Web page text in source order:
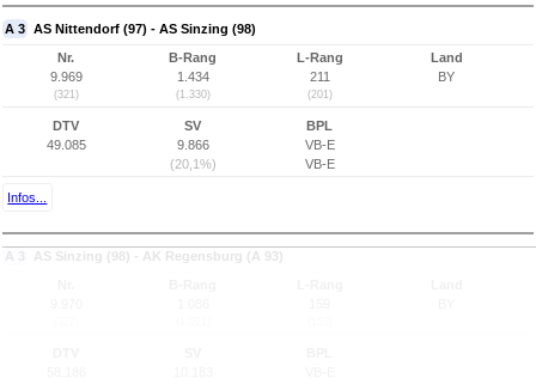
A 3 AS Nittendorf (97) - AS Sinzing (98)
Nr.
9.969
(321)
B-Rang
1.434
(1.330)
L-Rang
211
(201)
Land
BY
DTV
49.085
SV
9.866
(20,1%)
BPL
VB-E
VB-E
Infos...
A 3 AS Sinzing (98) - AK Regensburg (A 93)